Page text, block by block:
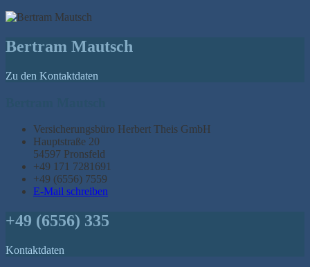
Bertram Mautsch
Zu den Kontaktdaten
Versicherungsbüro Herbert Theis GmbH
Hauptstraße 20
54597 Pronsfeld
+49 171 7281691
+49 (6556) 7559
E-Mail schreiben
+49 (6556) 335
Kontaktdaten